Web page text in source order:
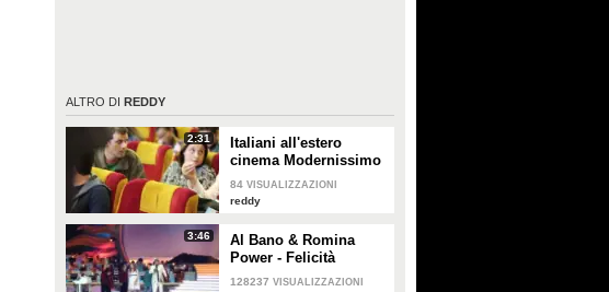
ALTRO DI REDDY
2:31
Italiani all'estero
cinema Modernissimo
84 VISUALIZZAZIONI
reddy
3:46
Al Bano & Romina
Power - Felicità
(Crocus City Hall,
128237 VISUALIZZAZIONI